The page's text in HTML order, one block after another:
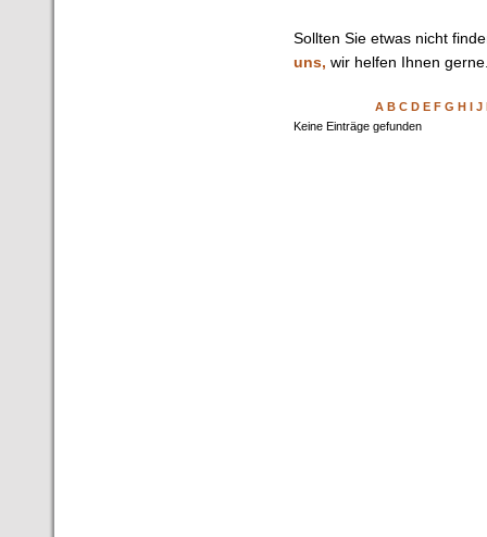
Sollten Sie etwas nicht
uns, wir helfen Ihnen
A B C D E F G H I J
Keine Einträge gefunden